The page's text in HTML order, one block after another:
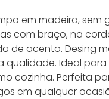
em madeira, sem
com braço, na
de acento. Desing
qualidade. Ideal
cozinha. Perfeita
em qualquer